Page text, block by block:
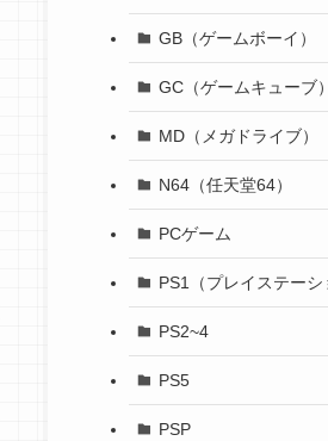
GB（ゲームボーイ）
GC（ゲームキューブ）
MD（メガドライブ）
N64（任天堂64）
PCゲーム
PS1（プレイステーシ
PS2~4
PS5
PSP